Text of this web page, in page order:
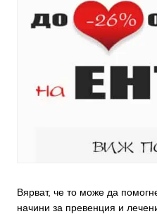
Вярват, че то може да
начини за превенция и